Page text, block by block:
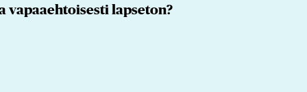
lapseton?